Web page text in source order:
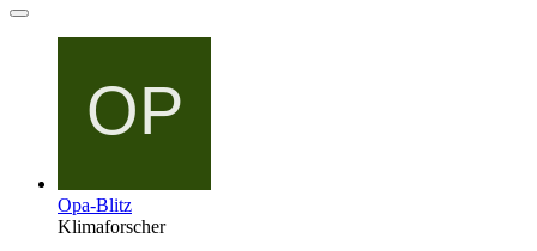
Opa-Blitz
Klimaforscher